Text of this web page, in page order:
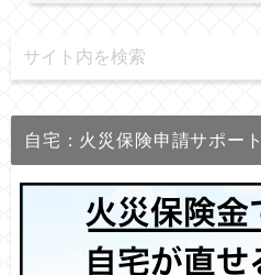
自宅：火災保険申請サポート